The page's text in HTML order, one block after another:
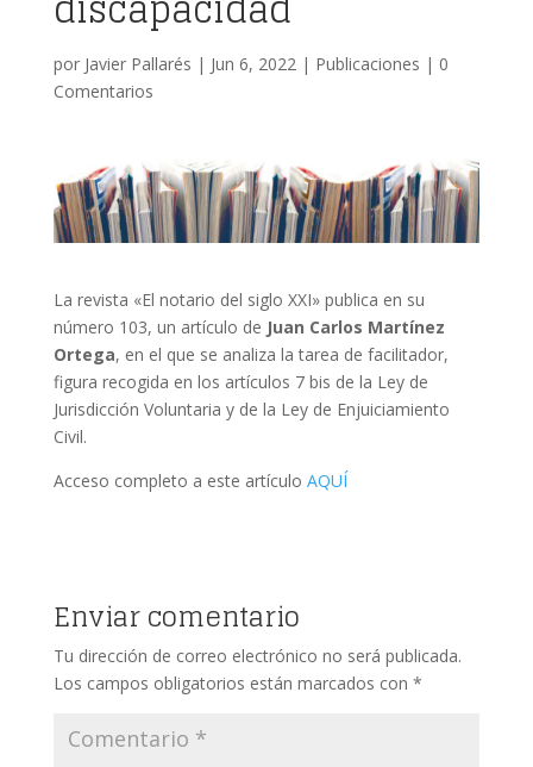
por Javier Pallarés | Jun 6, 2022| Publicaciones | 0
Comentarios
La revista «El notario del siglo XXI» publica en su
número 103, un artículo de Juan Carlos Martínez
Ortega, en el que se analiza la tarea de facilitador,
figura recogida en los artículos 7 bis de la Ley de
Jurisdicción Voluntaria y de la Ley de Enjuiciamiento
Civil.
Acceso completo a este artículo AQUÍ
Enviar comentario
Tu dirección de correo electrónico no será publicada.
Los campos obligatorios están marcados con *